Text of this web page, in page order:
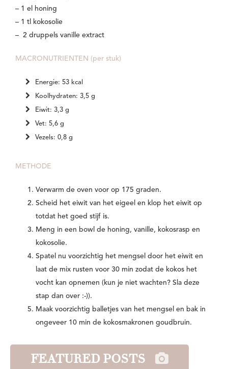
– 1 el honing
– 1 tl kokosolie
– 2 druppels vanille extract
MACRONUTRIENTEN (per stuk)
Energie: 53 kcal
Koolhydraten: 3,5 g
Eiwit: 3,3 g
Vet: 5,6 g
Vezels: 0,8 g
METHODE
Verwarm de oven voor op 175 graden.
Scheid het eiwit van het eigeel en klop het eiwit op
totdat het goed stijf is.
Meng in een bowl de honing, vanille, kokosrasp en
kokosolie.
Spatel nu voorzichtig het mengsel door het eiwit en
laat de mix rusten voor 30 min zodat de kokos het
vocht kan opnemen (kun je niet wachten? Sla deze
stap dan over :-)).
Maak voorzichtig balletjes van het mengsel en bak in
ongeveer 10 min de kokosmakronen goudbruin.
FEATURED POSTS